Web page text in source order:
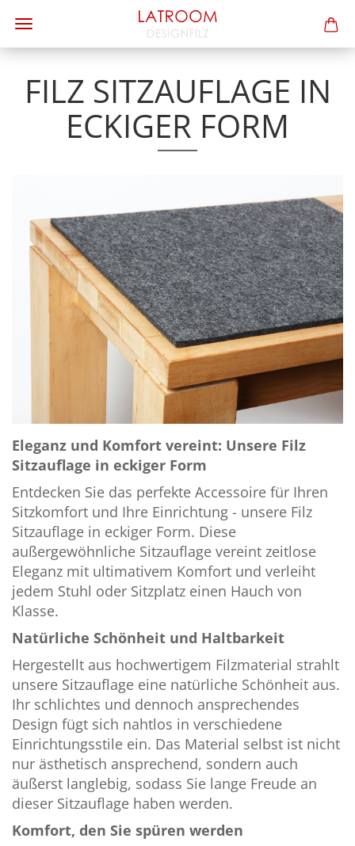
FILZ SITZAUFLAGE IN
ECKIGER FORM
Eleganz und Komfort vereint: Unsere Filz
Sitzauflage in eckiger Form
Entdecken Sie das perfekte Accessoire für Ihren
Sitzkomfort und Ihre Einrichtung - unsere Filz
Sitzauflage in eckiger Form. Diese
außergewöhnliche Sitzauflage vereint zeitlose
Eleganz mit ultimativem Komfort und verleiht
jedem Stuhl oder Sitzplatz einen Hauch von
Klasse.
Natürliche Schönheit und Haltbarkeit
Hergestellt aus hochwertigem Filzmaterial strahlt
unsere Sitzauflage eine natürliche Schönheit aus.
Ihr schlichtes und dennoch ansprechendes
Design fügt sich nahtlos in verschiedene
Einrichtungsstile ein. Das Material selbst ist nicht
nur ästhetisch ansprechend, sondern auch
äußerst langlebig, sodass Sie lange Freude an
dieser Sitzauflage haben werden.
Komfort, den Sie spüren werden